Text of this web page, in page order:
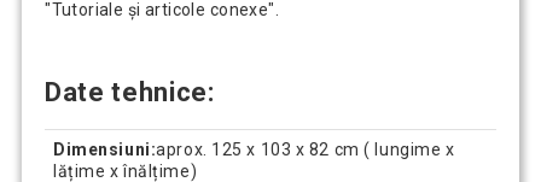
"Tutoriale și articole conexe".
Date tehnice:
Dimensiuni:aprox. 125 x 103 x 82 cm ( lungime x
lățime x înălțime)